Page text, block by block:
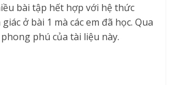
bài tập hết hợp với hệ thức
ở bài 1 mà các em đã học. Qua
phú của tài liệu này.